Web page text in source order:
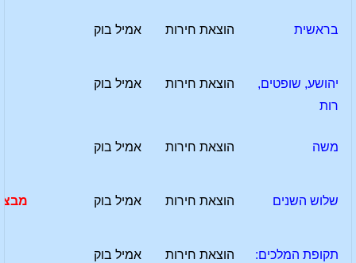
בראשית הוצאת חירות אמיל בוק
יהושע, שופטים,
רות
הוצאת חירות אמיל בוק
משה הוצאת חירות אמיל בוק
שלוש השנים הוצאת חירות אמיל בוק
תקופת המלכים:
הוצאת חירות אמיל בוק